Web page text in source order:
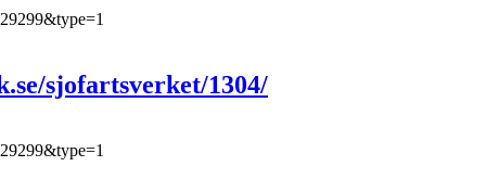
sjofartsverket/1304/